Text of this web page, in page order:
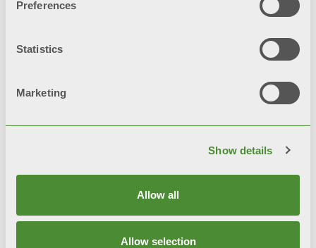
Preferences
Statistics
Marketing
Show details
Allow all
Allow selection